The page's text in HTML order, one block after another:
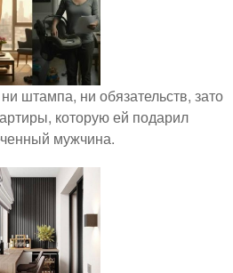
штампа, ни обязательств, зато
которую ей подарил
мужчина.